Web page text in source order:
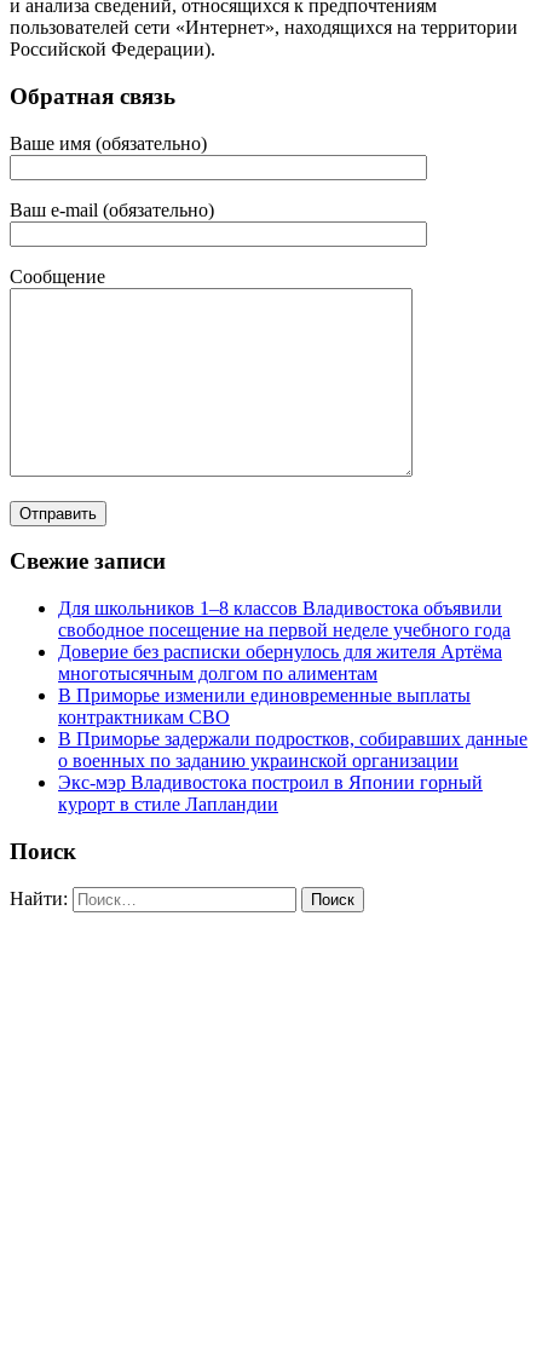
и анализа сведений, относящихся к предпочтениям
пользователей сети «Интернет», находящихся на территории
Российской Федерации).
Обратная связь
Ваше имя (обязательно)
Ваш e-mail (обязательно)
Сообщение
Свежие записи
Для школьников 1–8 классов Владивостока объявили
свободное посещение на первой неделе учебного года
Доверие без расписки обернулось для жителя Артёма
многотысячным долгом по алиментам
В Приморье изменили единовременные выплаты
контрактникам СВО
В Приморье задержали подростков, собиравших данные
о военных по заданию украинской организации
Экс-мэр Владивостока построил в Японии горный
курорт в стиле Лапландии
Поиск
Найти: